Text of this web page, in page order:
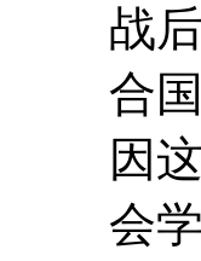
战
合
因
会